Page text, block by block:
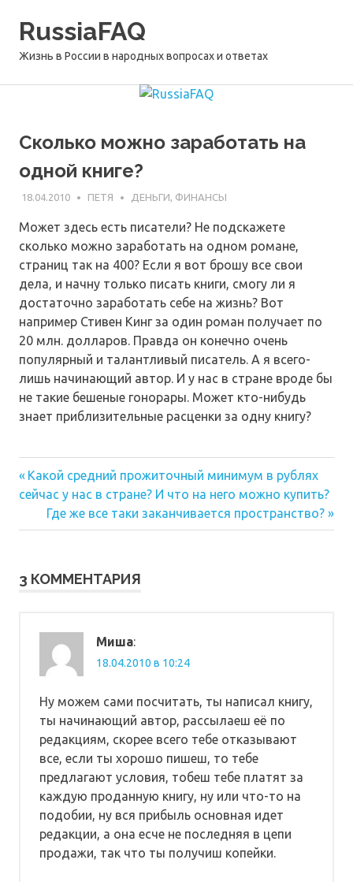
RussiaFAQ
Жизнь в России в народных вопросах и ответах
Сколько можно заработать на
одной книге?
18.04.2010 ПЕТЯ ДЕНЬГИ, ФИНАНСЫ
Может здесь есть писатели? Не подскажете
сколько можно заработать на одном романе,
страниц так на 400? Если я вот брошу все свои
дела, и начну только писать книги, смогу ли я
достаточно заработать себе на жизнь? Вот
например Стивен Кинг за один роман получает по
20 млн. долларов. Правда он конечно очень
популярный и талантливый писатель. А я всего-
лишь начинающий автор. И у нас в стране вроде бы
не такие бешеные гонорары. Может кто-нибудь
знает приблизительные расценки за одну книгу?
Навигация
записям
Предыдущая
запись:
Какой средний прожиточный минимум в рублях
сейчас у нас в стране? И что на него можно купить?
Следующая
запись:
Где же все таки заканчивается пространство?
3 КОММЕНТАРИЯ
Миша:
18.04.2010 в 10:24
Ну можем сами посчитать, ты написал книгу,
ты начинающий автор, рассылаеш её по
редакциям, скорее всего тебе отказывают
все, если ты хорошо пишеш, то тебе
предлагают условия, тобеш тебе платят за
каждую проданную книгу, ну или что-то на
подобии, ну вся прибыль основная идет
редакции, а она есче не последняя в цепи
продажи, так что ты получиш копейки.